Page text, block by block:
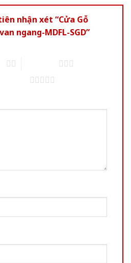
nhận xét “Cửa Gỗ
ngang-MDFL-SGD”